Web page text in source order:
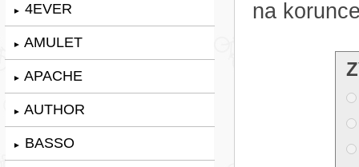
► 4EVER
► AMULET
► APACHE
► AUTHOR
► BASSO
na